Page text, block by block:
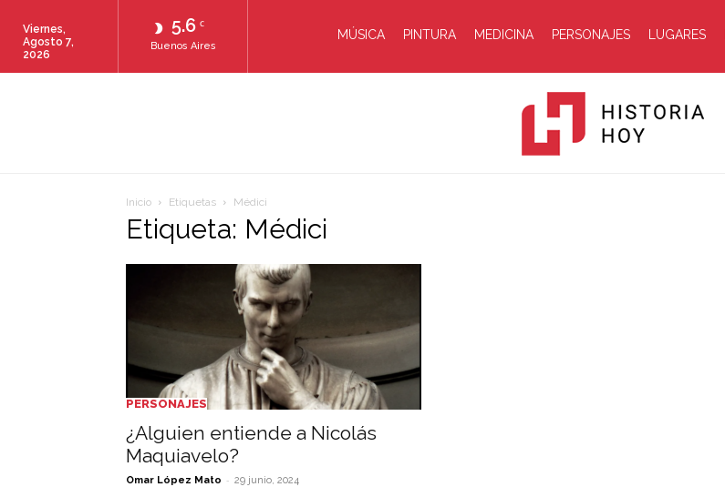
5.6 C
Buenos Aires
Viernes,
Agosto 7,
2026
MÚSICA PINTURA MEDICINA PERSONAJES LUGARES
Inicio Etiquetas Médici
Etiqueta: Médici
PERSONAJES
¿Alguien entiende a Nicolás
Maquiavelo?
Omar López Mato - 29 junio, 2024